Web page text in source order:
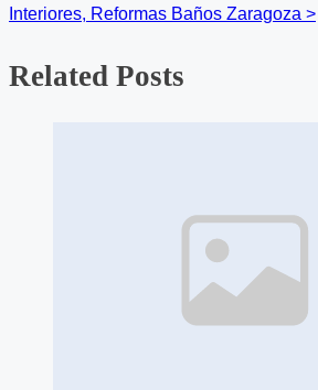
Interiores, Reformas Baños Zaragoza >
Related Posts